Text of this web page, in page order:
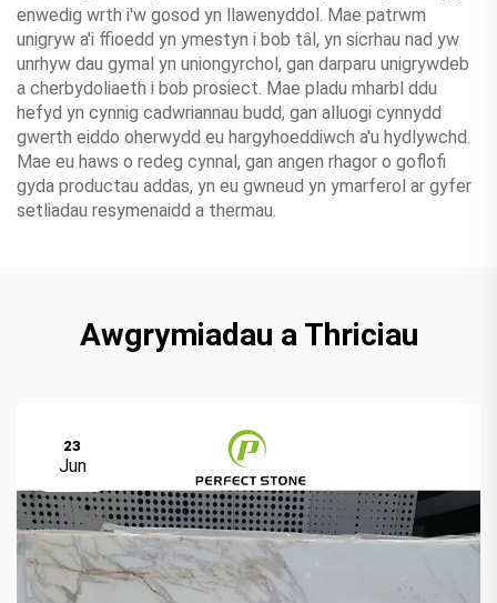
enwedig wrth i'w gosod yn llawenyddol. Mae patrwm
unigryw a'i ffioedd yn ymestyn i bob tâl, yn sicrhau nad yw
unrhyw dau gymal yn uniongyrchol, gan darparu unigrywdeb
a cherbydoliaeth i bob prosiect. Mae pladu mharbl ddu
hefyd yn cynnig cadwriannau budd, gan alluogi cynnydd
gwerth eiddo oherwydd eu hargyhoeddiwch a'u hydlywchd.
Mae eu haws o redeg cynnal, gan angen rhagor o goflofi
gyda productau addas, yn eu gwneud yn ymarferol ar gyfer
setliadau resymenaidd a thermau.
Awgrymiadau a Thriciau
23
Jun